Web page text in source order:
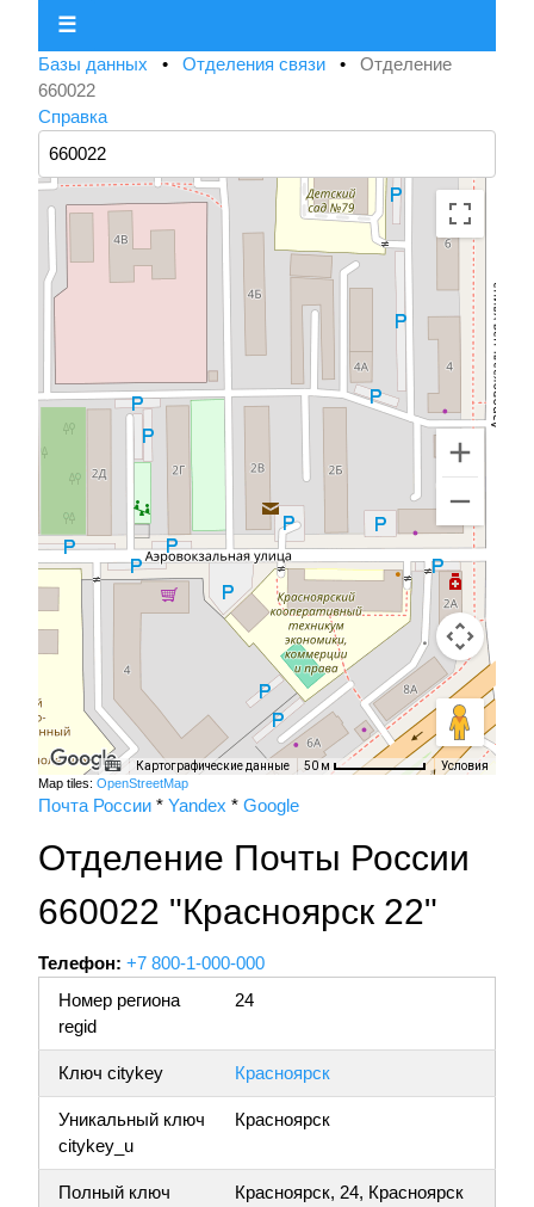
☰
Базы данных • Отделения связи • Отделение
660022
Справка
Картографические данные 50 м Условия
Map tiles: OpenStreetMap
Почта России * Yandex * Google
Отделение Почты России
660022 "Красноярск 22"
Телефон: +7 800-1-000-000
Номер региона
regid
24
Ключ citykey Красноярск
Уникальный ключ
citykey_u
Красноярск
Полный ключ
Красноярск, 24, Красноярск